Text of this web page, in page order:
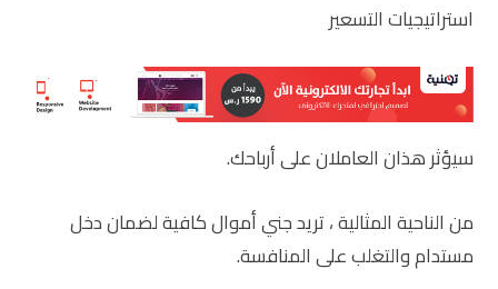
استراتيجيات التسعير
سيؤثر هذان العاملان على أرباحك.
من الناحية المثالية ، تريد جني أموال كافية لضمان دخل
مستدام والتغلب على المنافسة.